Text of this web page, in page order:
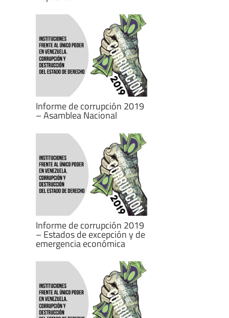
Informe de corrupción 2019
– Asamblea Nacional
Informe de corrupción 2019
– Estados de excepción y de
emergencia económica